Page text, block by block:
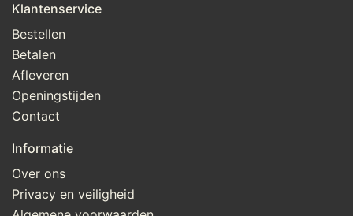
Klantenservice
Bestellen
Betalen
Afleveren
Openingstijden
Contact
Informatie
Over ons
Privacy en veiligheid